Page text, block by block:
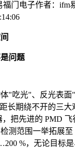
福门电子作者：ifm
问题
"吃光"、反光表面
长期绕不开的三大
把先进的 PMD
测范围一举拓展至
%，无论目标